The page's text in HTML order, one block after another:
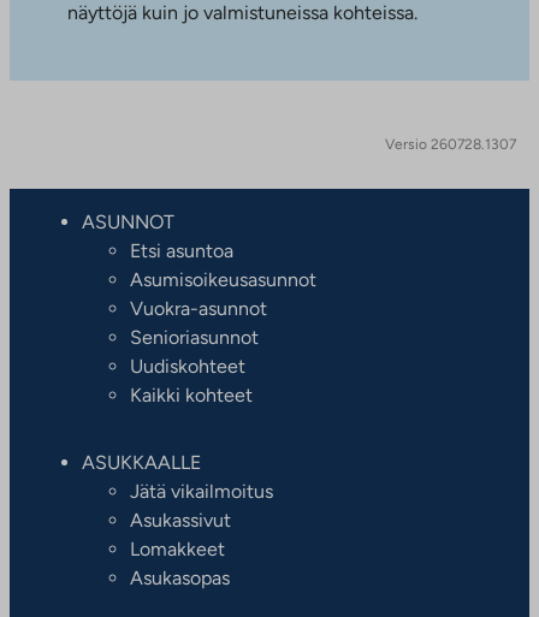
näyttöjä kuin jo valmistuneissa kohteissa.
Versio 260728.1307
ASUNNOT
Etsi asuntoa
Asumisoikeusasunnot
Vuokra-asunnot
Senioriasunnot
Uudiskohteet
Kaikki kohteet
ASUKKAALLE
Jätä vikailmoitus
Asukassivut
Lomakkeet
Asukasopas